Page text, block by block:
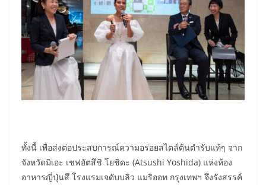
​ทั้งนี้ เพื่อส่งต่อประสบการณ์ความอร่อยสไตล์ต้นตำรับแท้ๆ จาก
จังหวัดมิเอะ เชฟอัตสึชิ โยชิดะ (Atsushi Yoshida) แห่งห้อง
อาหารญี่ปุ่นสึ โรงแรมเจดับบลิว แมริออท กรุงเทพฯ จึงรังสรรค์